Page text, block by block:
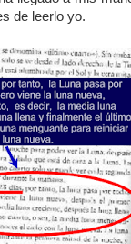
de leerlo yo.